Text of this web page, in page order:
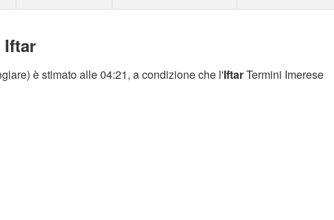
Iftar
è stimato alle 04:21, a condizione che l'IftarTermini Imerese